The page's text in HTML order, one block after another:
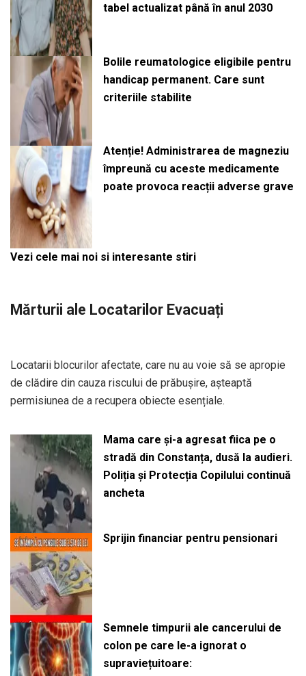
tabel actualizat până în anul 2030
Bolile reumatologice eligibile pentru
handicap permanent. Care sunt
criteriile stabilite
Atenție! Administrarea de magneziu
împreună cu aceste medicamente
poate provoca reacții adverse grave
Vezi cele mai noi si interesante stiri
Mărturii ale Locatarilor Evacuați
Locatarii blocurilor afectate, care nu au voie să se apropie
de clădire din cauza riscului de prăbușire, așteaptă
permisiunea de a recupera obiecte esențiale.
Mama care și-a agresat fiica pe o
stradă din Constanța, dusă la audieri.
Poliția și Protecția Copilului continuă
ancheta
Sprijin financiar pentru pensionari
Semnele timpurii ale cancerului de
colon pe care le-a ignorat o
supraviețuitoare: